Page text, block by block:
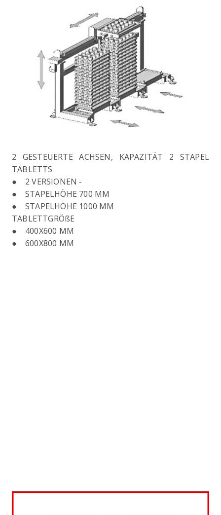
2 GESTEUERTE ACHSEN, KAPAZITÄT 2 STAPEL
TABLETTS
● 2 VERSIONEN -
● STAPELHÖHE 700 MM
● STAPELHÖHE 1000 MM
TABLETTGRÖßE
● 400X600 MM
● 600X800 MM